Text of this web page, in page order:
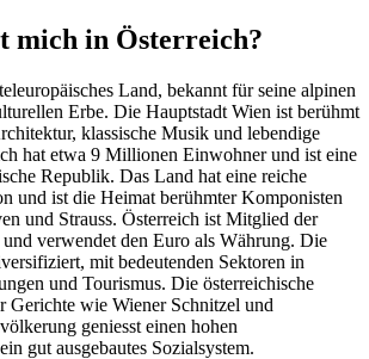
mich in Österreich?
Land, bekannt für seine alpinen
Erbe. Die Hauptstadt Wien ist berühmt
klassische Musik und lebendige
hat etwa 9 Millionen Einwohner und ist eine
Republik. Das Land hat eine reiche
und ist die Heimat berühmter Komponisten
und Strauss. Österreich ist Mitglied der
verwendet den Euro als Währung. Die
mit bedeutenden Sektoren in
und Tourismus. Die österreichische
Gerichte wie Wiener Schnitzel und
geniesst einen hohen
gut ausgebautes Sozialsystem.